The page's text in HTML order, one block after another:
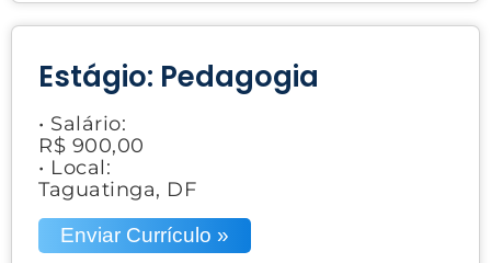
Estágio: Pedagogia
• Salário:
R$ 900,00
• Local:
Taguatinga, DF
Enviar Currículo »